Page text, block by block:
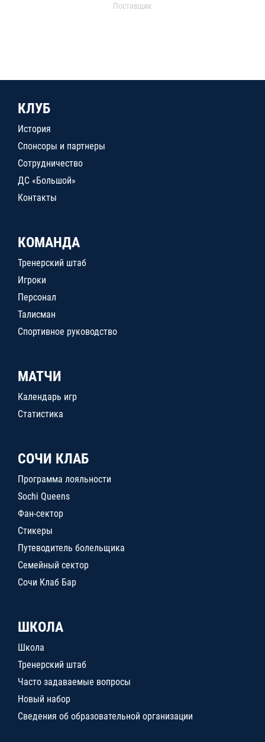
Поставщик
КЛУБ
История
Спонсоры и партнеры
Сотрудничество
ДС «Большой»
Контакты
КОМАНДА
Тренерский штаб
Игроки
Персонал
Талисман
Спортивное руководство
МАТЧИ
Календарь игр
Статистика
СОЧИ КЛАБ
Программа лояльности
Sochi Queens
Фан-сектор
Стикеры
Путеводитель болельщика
Семейный сектор
Сочи Клаб Бар
ШКОЛА
Школа
Тренерский штаб
Часто задаваемые вопросы
Новый набор
Сведения об образовательной организации